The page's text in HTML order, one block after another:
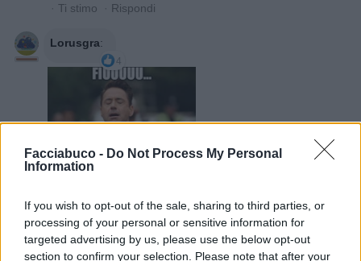
Facciabuco - Do Not Process My Personal
Information
If you wish to opt-out of the sale, sharing to third parties, or
processing of your personal or sensitive information for
targeted advertising by us, please use the below opt-out
section to confirm your selection. Please note that after your
· Ti stimo · Rispondi
Lorusgra:
4
9 Marzo 2019 alle ore 16:34
·Ti stimo·Rispondi